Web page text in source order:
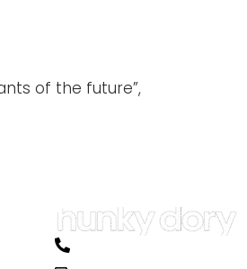
of the future”,